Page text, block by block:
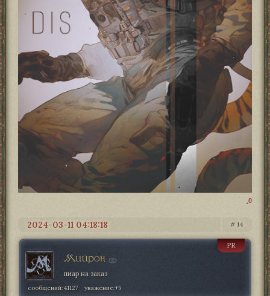
0
14
2024-03-11 04:18:18
Мийрон
PR
пиар на заказ
сообщений:41127 уважение:+5